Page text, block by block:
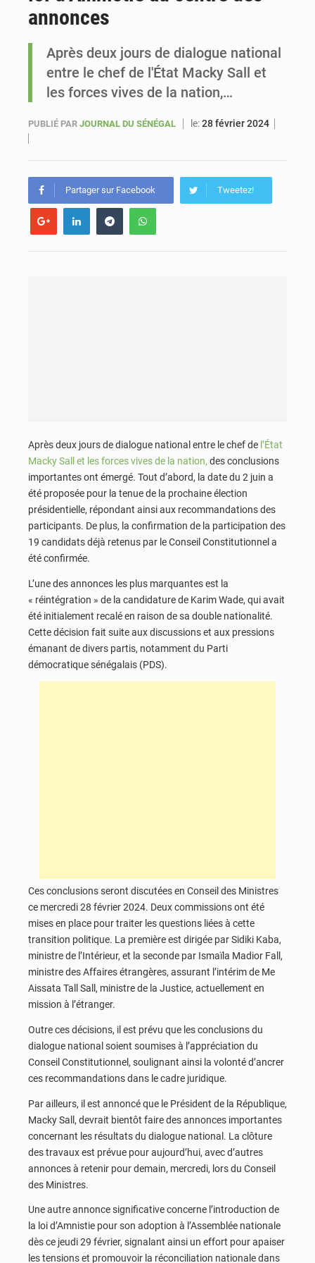
annonces
Après deux jours de dialogue national
entre le chef de l'État Macky Sall et
les forces vives de la nation,…
PUBLIÉ PAR JOURNAL DU SÉNÉGAL le:28 février 2024
Partager sur Facebook Tweetez!
Après deux jours de dialogue national entre le chef de l’État
Macky Sall et les forces vives de la nation, des conclusions
importantes ont émergé. Tout d’abord, la date du 2 juin a
été proposée pour la tenue de la prochaine élection
présidentielle, répondant ainsi aux recommandations des
participants. De plus, la confirmation de la participation des
19 candidats déjà retenus par le Conseil Constitutionnel a
été confirmée.
L’une des annonces les plus marquantes est la
« réintégration » de la candidature de Karim Wade, qui avait
été initialement recalé en raison de sa double nationalité.
Cette décision fait suite aux discussions et aux pressions
émanant de divers partis, notamment du Parti
démocratique sénégalais (PDS).
Ces conclusions seront discutées en Conseil des Ministres
ce mercredi 28 février 2024. Deux commissions ont été
mises en place pour traiter les questions liées à cette
transition politique. La première est dirigée par Sidiki Kaba,
ministre de l’Intérieur, et la seconde par Ismaïla Madior Fall,
ministre des Affaires étrangères, assurant l’intérim de Me
Aissata Tall Sall, ministre de la Justice, actuellement en
mission à l’étranger.
Outre ces décisions, il est prévu que les conclusions du
dialogue national soient soumises à l’appréciation du
Conseil Constitutionnel, soulignant ainsi la volonté d’ancrer
ces recommandations dans le cadre juridique.
Par ailleurs, il est annoncé que le Président de la République,
Macky Sall, devrait bientôt faire des annonces importantes
concernant les résultats du dialogue national. La clôture
des travaux est prévue pour aujourd’hui, avec d’autres
annonces à retenir pour demain, mercredi, lors du Conseil
des Ministres.
Une autre annonce significative concerne l’introduction de
la loi d’Amnistie pour son adoption à l’Assemblée nationale
dès ce jeudi 29 février, signalant ainsi un effort pour apaiser
les tensions et promouvoir la réconciliation nationale dans